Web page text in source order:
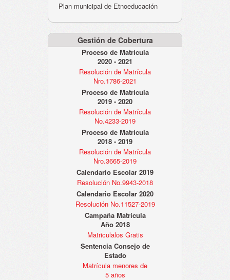
Plan municipal de Etnoeducación
Gestión de Cobertura
Proceso de Matrícula
2020 - 2021
Resolución de Matrícula
Nro.1786-2021
Proceso de Matrícula
2019 - 2020
Resolución de Matrícula
No.4233-2019
Proceso de Matrícula
2018 - 2019
Resolución de Matrícula
Nro.3665-2019
Calendario Escolar 2019
Resolución No.9943-2018
Calendario Escolar 2020
Resolución No.11527-2019
Campaña Matrícula
Año 2018
Matriculalos Gratis
Sentencia Consejo de
Estado
Matrícula menores de
5 años